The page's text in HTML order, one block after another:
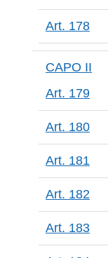
Art. 178
CAPO II
Art. 179
Art. 180
Art. 181
Art. 182
Art. 183